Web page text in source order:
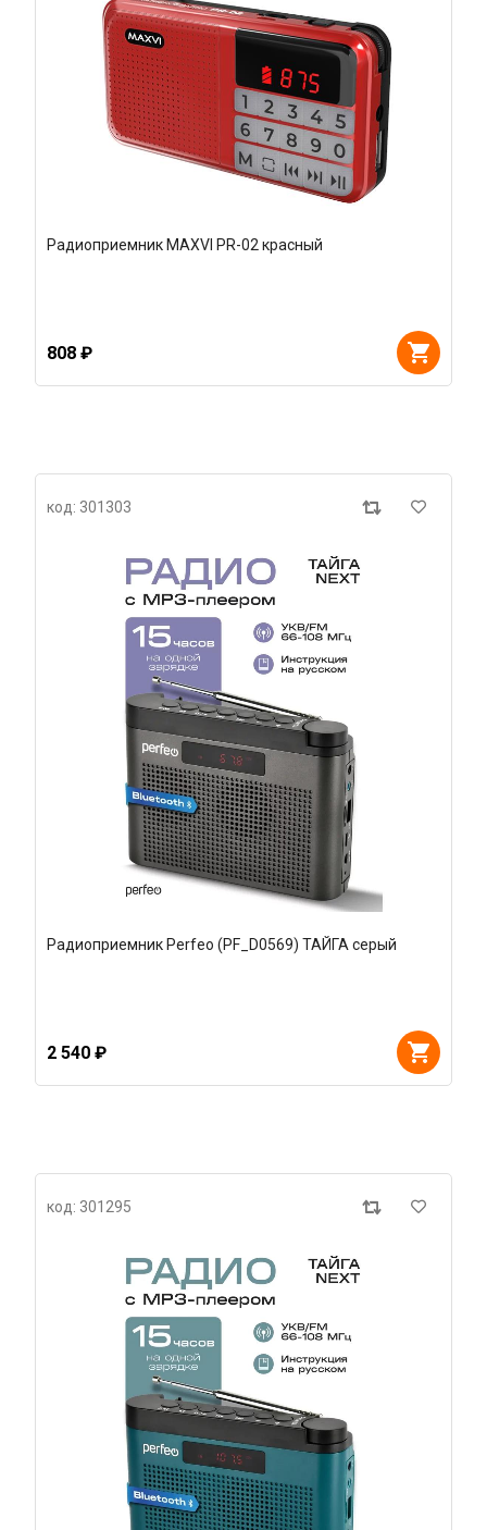
Радиоприемник MAXVI PR-02 красный
808 ₽
код: 301303
Радиоприемник Perfeo (PF_D0569) ТАЙГА серый
2 540 ₽
код: 301295